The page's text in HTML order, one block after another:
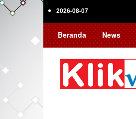
Skip
2026-08-07
Beranda News